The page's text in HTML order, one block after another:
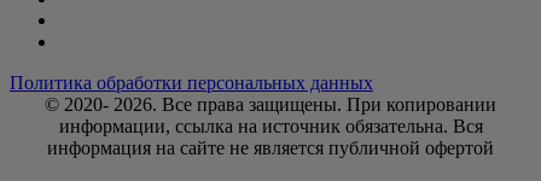
Политика обработки персональных данных
© 2020- 2026. Bce права защищены. При копировании
информации, ссылка на источник обязательна. Вся
информация на сайте не является публичной офертой